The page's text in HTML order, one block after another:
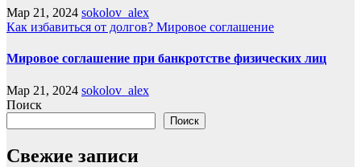
Мар 21, 2024 sokolov_alex
Как избавиться от долгов? Мировое соглашение
Мировое соглашение при банкротстве физических лиц
Мар 21, 2024 sokolov_alex
Поиск
Поиск
Свежие записи